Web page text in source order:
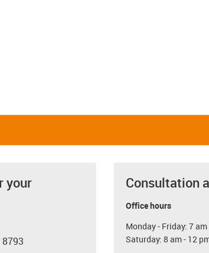
your
Consultation
Office hours
Monday - Friday: 7 am
Saturday: 8 am - 12